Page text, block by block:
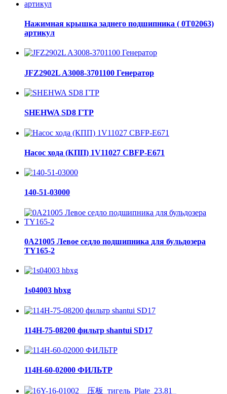
Нажимная крышка заднего подшипника ( 0Т02063)
артикул
JFZ2902L A3008-3701100 Генератор
SHEHWA SD8 ГТР
Насос хода (КПП) 1V11027 CBFP-E671
140-51-03000
0A21005 Левое седло подшипника для бульдозера
TY165-2
1s04003 hbxg
114H-75-08200 фильтр shantui SD17
114H-60-02000 ФИЛЬТР